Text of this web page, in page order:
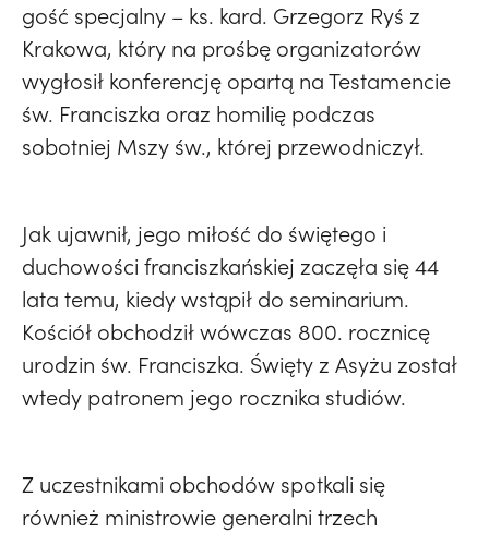
gość specjalny – ks. kard. Grzegorz Ryś z
Krakowa, który na prośbę organizatorów
wygłosił konferencję opartą na Testamencie
św. Franciszka oraz homilię podczas
sobotniej Mszy św., której przewodniczył.
Jak ujawnił, jego miłość do świętego i
duchowości franciszkańskiej zaczęła się 44
lata temu, kiedy wstąpił do seminarium.
Kościół obchodził wówczas 800. rocznicę
urodzin św. Franciszka. Święty z Asyżu został
wtedy patronem jego rocznika studiów.
Z uczestnikami obchodów spotkali się
również ministrowie generalni trzech